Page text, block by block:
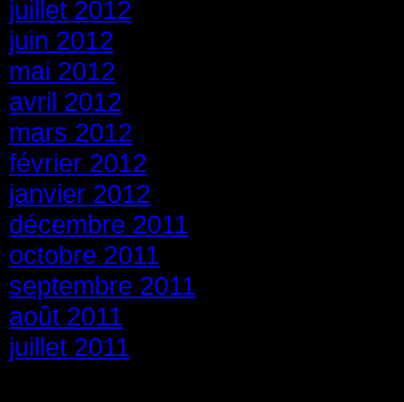
juillet 2012
juin 2012
mai 2012
avril 2012
mars 2012
février 2012
janvier 2012
décembre 2011
octobre 2011
septembre 2011
août 2011
juillet 2011